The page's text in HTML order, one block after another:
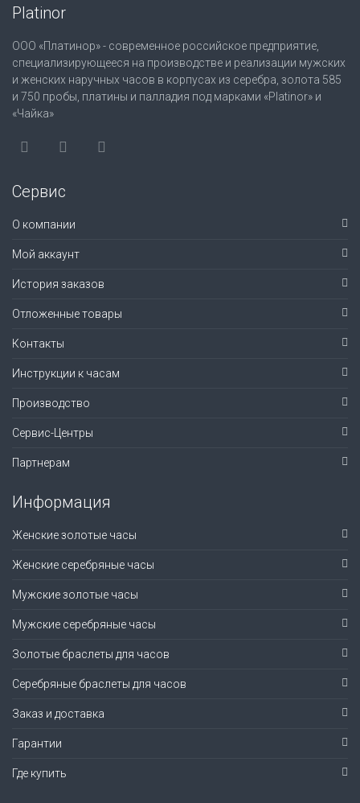
Platinor
ООО «Платинор» - современное российское предприятие,
специализирующееся на производстве и реализации мужских
и женских наручных часов в корпусах из серебра, золота 585
и 750 пробы, платины и палладия под марками «Platinor» и
«Чайка»
Сервис
О компании
Мой аккаунт
История заказов
Отложенные товары
Контакты
Инструкции к часам
Производство
Сервис-Центры
Партнерам
Информация
Женские золотые часы
Женские серебряные часы
Мужские золотые часы
Мужские серебряные часы
Золотые браслеты для часов
Серебряные браслеты для часов
Заказ и доставка
Гарантии
Где купить